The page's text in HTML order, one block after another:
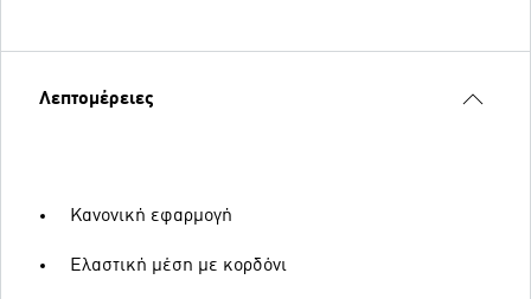
Λεπτομέρειες
Κανονική εφαρμογή
Ελαστική μέση με κορδόνι